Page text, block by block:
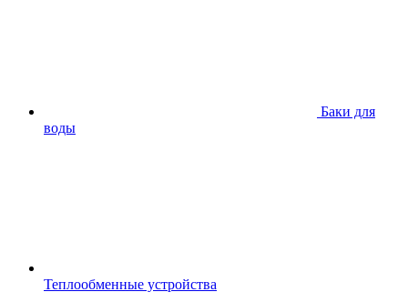
Баки для
воды
Теплообменные устройства